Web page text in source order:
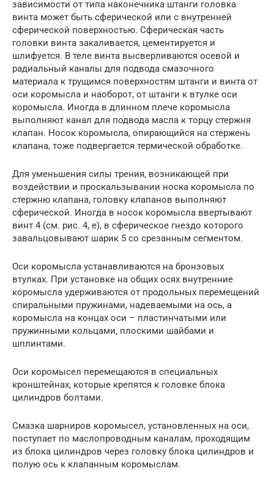
зависимости от типа наконечника штанги головка
винта может быть сферической или с внутренней
сферической поверхностью. Сферическая часть
головки винта закаливается, цементируется и
шлифуется. В теле винта высверливаются осевой и
радиальный каналы для подвода смазочного
материала к трущимся поверхностям штанги и винта от
оси коромысла и наоборот, от штанги к втулке оси
коромысла. Иногда в длинном плече коромысла
выполняют канал для подвода масла к торцу стержня
клапан. Носок коромысла, опирающийся на стержень
клапана, тоже подвергается термической обработке.
Для уменьшения силы трения, возникающей при
воздействии и проскальзывании носка коромысла по
стержню клапана, головку клапанов выполняют
сферической. Иногда в носок коромысла ввертывают
винт 4 (см. рис. 4, е), в сферическое гнездо которого
завальцовывают шарик 5 со срезанным сегментом.
Оси коромысла устанавливаются на бронзовых
втулках. При установке на общих осях внутренние
коромысла удерживаются от продольных перемещений
спиральными пружинами, надеваемыми на ось, а
коромысла на концах оси – пластинчатыми или
пружинными кольцами, плоскими шайбами и
шплинтами.
Оси коромысел перемещаются в специальных
кронштейнах, которые крепятся к головке блока
цилиндров болтами.
Смазка шарниров коромысел, установленных на оси,
поступает по маслопроводным каналам, проходящим
из блока цилиндров через головку блока цилиндров и
полую ось к клапанным коромыслам.